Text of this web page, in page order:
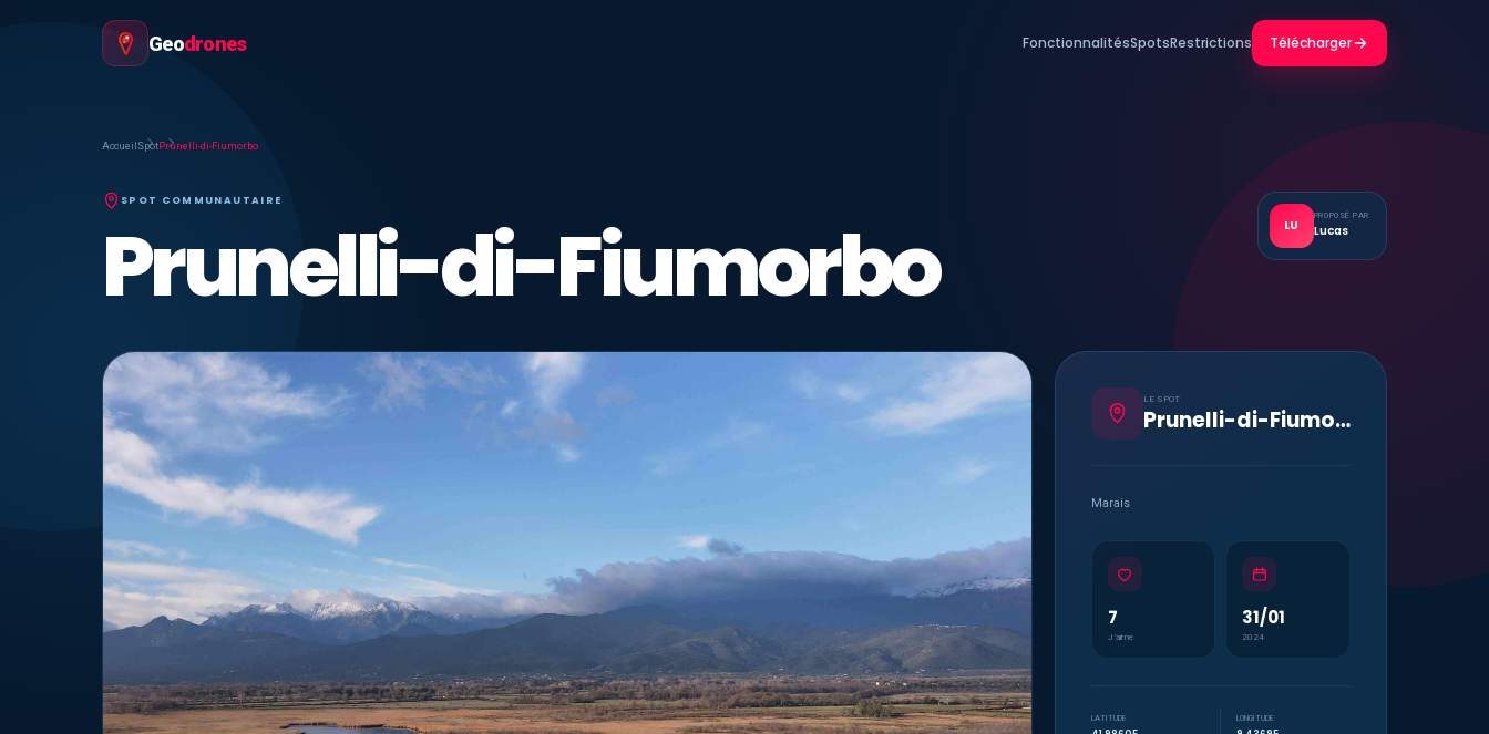
Geodrones FonctionnalitésSpotsRestrictions Télécharger
Accueil SpotPrunelli-di-Fiumorbo
SPOT COMMUNAUTAIRE
Prunelli-di-Fiumorbo LU
PROPOSÉ PAR
Lucas
LE SPOT
Prunelli-di-Fiumorbo
Marais
7
J’aime
31/01
2024
LATITUDE LONGITUDE